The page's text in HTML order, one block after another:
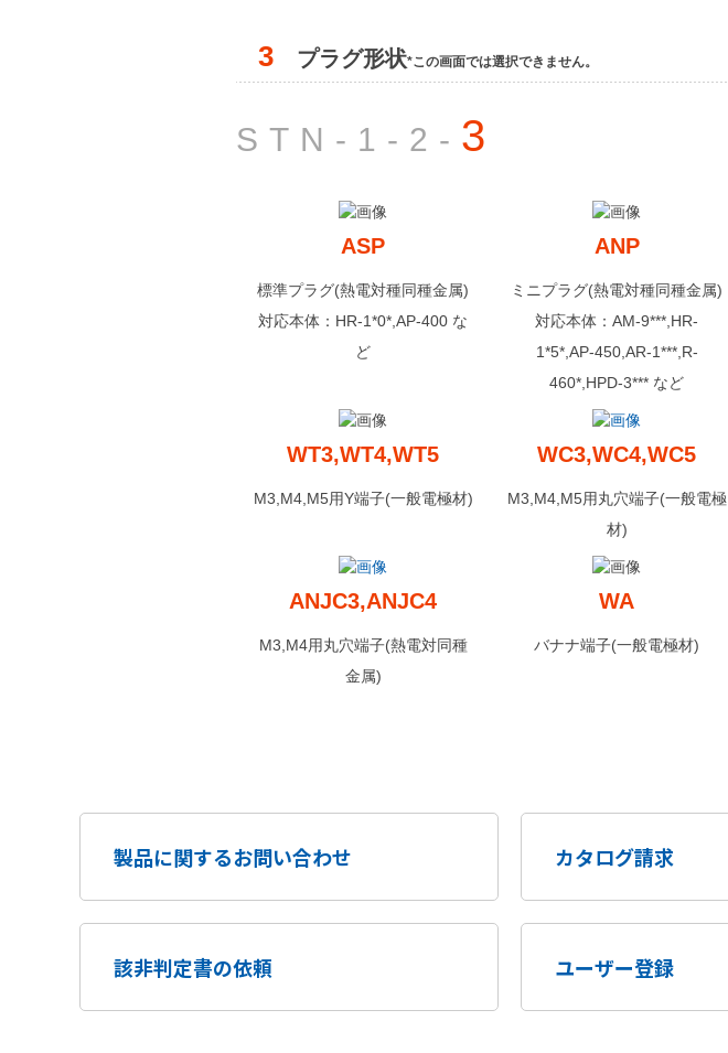
3 プラグ形状*この画面では選択できません。
STN-1-2- 3
ASP
標準プラグ(熱電対種同種金属)
対応本体：HR-1*0*,AP-400 な
ど
ANP
ミニプラグ(熱電対種同種金属)
対応本体：AM-9***,HR-
1*5*,AP-450,AR-1***,R-
460*,HPD-3*** など
WT3,WT4,WT5
M3,M4,M5用Y端子(一般電極材)
WC3,WC4,WC5
M3,M4,M5用丸穴端子(一般電極
材)
ANJC3,ANJC4
M3,M4用丸穴端子(熱電対同種
金属)
WA
バナナ端子(一般電極材)
製品に関するお問い合わせ カタログ請求
該非判定書の依頼 ユーザー登録